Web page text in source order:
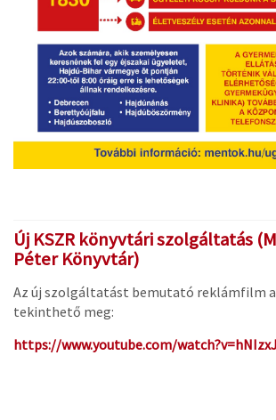
Új KSZR könyvtári szolgáltatás
Péter Könyvtár)
Az új szolgáltatást bemutató reklámfilm
tekinthető meg:
https://www.youtube.com/